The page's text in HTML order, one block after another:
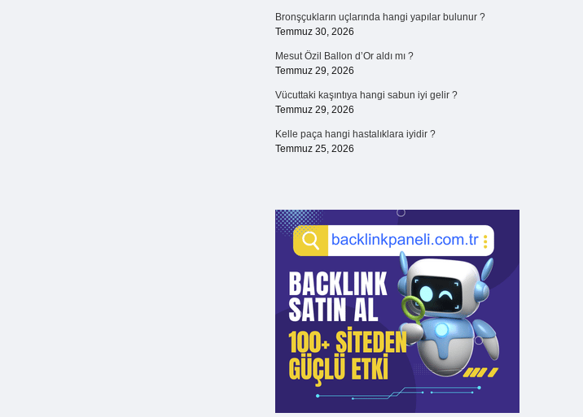
Bronşçukların uçlarında hangi yapılar bulunur ?
Temmuz 30, 2026
Mesut Özil Ballon d’Or aldı mı ?
Temmuz 29, 2026
Vücuttaki kaşıntıya hangi sabun iyi gelir ?
Temmuz 29, 2026
Kelle paça hangi hastalıklara iyidir ?
Temmuz 25, 2026